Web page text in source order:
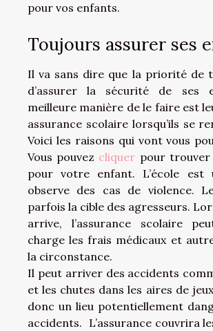
pour vos enfants.
Toujours assurer ses
Il va sans dire que la priorité de
d’assurer la sécurité de ses
meilleure manière de le faire est
assurance scolaire lorsqu’ils se
Voici les raisons qui vont vous
Vous pouvez cliquer pour trouver
pour votre enfant. L’école
observe des cas de violence.
parfois la cible des agresseurs.
arrive, l’assurance scolaire
charge les frais médicaux et
la circonstance.
Il peut arriver des accidents
et les chutes dans les aires de jeux
donc un lieu potentiellement
accidents. L’assurance couvrira